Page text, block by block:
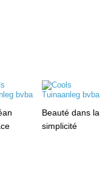
Beauté dans la
simplicité